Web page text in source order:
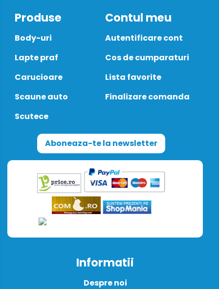
Produse
Body-uri
Lapte praf
Carucioare
Scaune auto
Scutece
Contul meu
Autentificare cont
Cos de cumparaturi
Lista favorite
Finalizare comanda
Aboneaza-te la newsletter
Informatii
Despre noi